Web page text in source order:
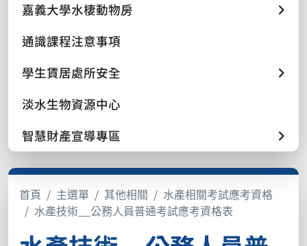
嘉義大學水棲動物房
通識課程注意事項
學生賃居處所安全
淡水生物資源中心
智慧財產宣導專區
首頁 主選單 其他相關
水產相關考試應考資格
水產技術__公務人員普通考試應考資格表